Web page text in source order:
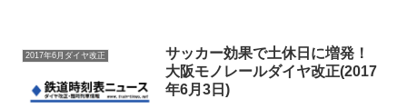
2017年6月ダイヤ改正
サッカー効果で土休日に増発！
大阪モノレールダイヤ改正(2017
年6月3日)